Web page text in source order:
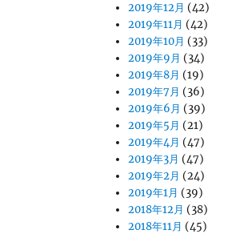
2019年12月 (42)
2019年11月 (42)
2019年10月 (33)
2019年9月 (34)
2019年8月 (19)
2019年7月 (36)
2019年6月 (39)
2019年5月 (21)
2019年4月 (47)
2019年3月 (47)
2019年2月 (24)
2019年1月 (39)
2018年12月 (38)
2018年11月 (45)